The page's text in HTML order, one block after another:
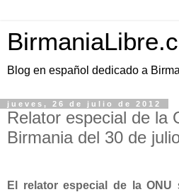
Blog en español dedicado a
jueves, 26 de julio de 2012
Relator especial de la
Birmania del 30 de
El relator especial de la ONU